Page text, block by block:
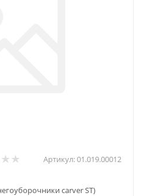
Артикул:01.019.00012
carver ST)